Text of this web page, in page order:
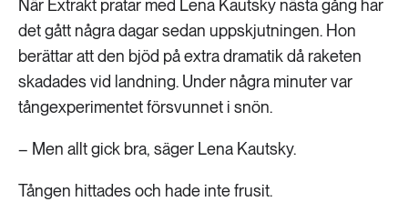
När Extrakt pratar med Lena Kautsky nästa gång har
det gått några dagar sedan uppskjutningen. Hon
berättar att den bjöd på extra dramatik då raketen
skadades vid landning. Under några minuter var
tångexperimentet försvunnet i snön.
– Men allt gick bra, säger Lena Kautsky.
Tången hittades och hade inte frusit.